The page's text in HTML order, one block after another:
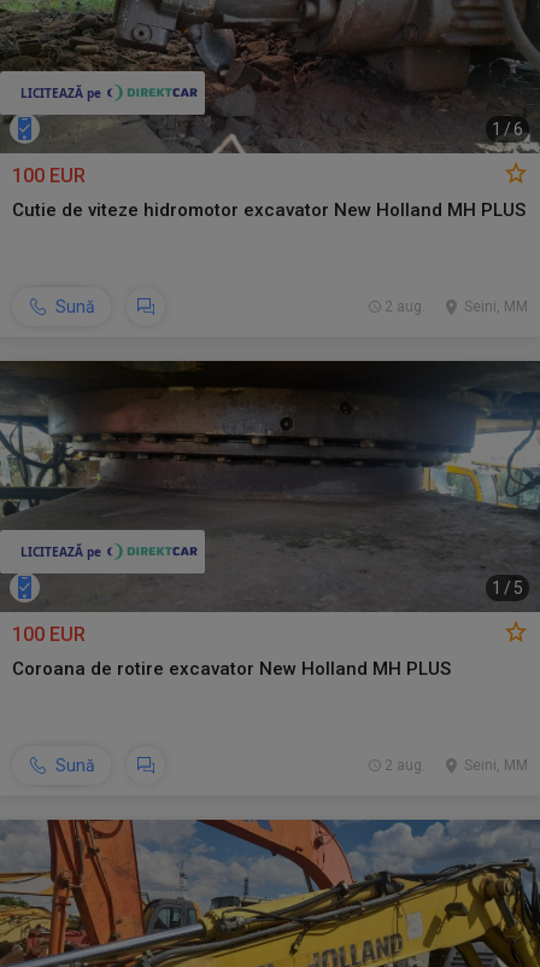
1 /6
100 EUR
Cutie de viteze hidromotor excavator New Holland MH PLUS
Sună Seini, MM
2 aug.
1 / 5
100 EUR
Coroana de rotire excavator New Holland MH PLUS
Sună Seini, MM
2 aug.